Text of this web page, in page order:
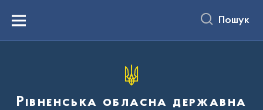
вмістуMenu Пошук
Рівненська обласна державна